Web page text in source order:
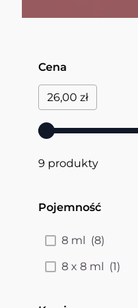
Cena
filter
Minimum value
26,00 zł
9 produkty
Pojemność
8 ml
(8)
8 x 8 ml
(1)